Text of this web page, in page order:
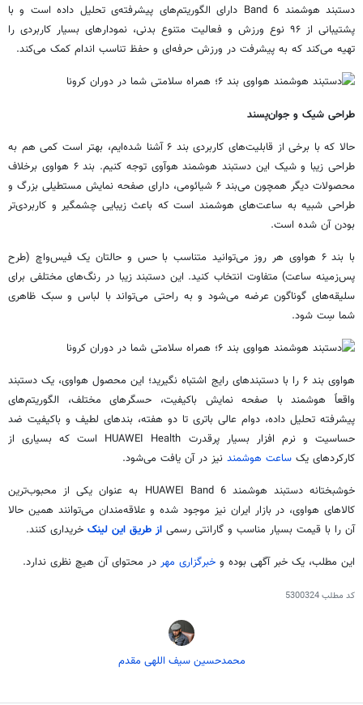
دستبند هوشمند Band 6 دارای الگوریتم‌های پیشرفته‌ی تحلیل داده است و با
پشتیبانی از ۹۶ نوع ورزش و فعالیت متنوع بدنی، نمودارهای بسیار کاربردی را
تهیه می‌کند که به پیشرفت در ورزش حرفه‌ای و حفظ تناسب اندام کمک می‌کند.
طراحی شیک و جوان‌پسند
حالا که با برخی از قابلیت‌های کاربردی بند ۶ آشنا شده‌ایم، بهتر است کمی هم به
طراحی زیبا و شیک این دستبند هوشمند هوآوی توجه کنیم. بند ۶ هواوی برخلاف
محصولات دیگر همچون می‌بند ۶ شیائومی، دارای صفحه نمایش مستطیلی بزرگ و
طراحی شبیه به ساعت‌های هوشمند است که باعث زیبایی چشمگیر و کاربردی‌تر
بودن آن شده است.
با بند ۶ هواوی هر روز می‌توانید متناسب با حس و حالتان یک فیس‌واچ (طرح
پس‌زمینه ساعت) متفاوت انتخاب کنید. این دستبند زیبا در رنگ‌های مختلفی برای
سلیقه‌های گوناگون عرضه می‌شود و به راحتی می‌تواند با لباس و سبک ظاهری
شما سِت شود.
هواوی بند ۶ را با دستبندهای رایج اشتباه نگیرید؛ این محصول هواوی، یک دستبند
واقعاً هوشمند با صفحه نمایش باکیفیت، حسگرهای مختلف، الگوریتم‌های
پیشرفته تحلیل داده، دوام عالی باتری تا دو هفته، بندهای لطیف و باکیفیت ضد
حساسیت و نرم افزار بسیار پرقدرت HUAWEI Health است که بسیاری از
کارکردهای یک ساعت هوشمند نیز در آن یافت می‌شود.
خوشبختانه دستبند هوشمند HUAWEI Band 6 به عنوان یکی از محبوب‌ترین
کالاهای هواوی، در بازار ایران نیز موجود شده و علاقه‌مندان می‌توانند همین حالا
آن را با قیمت بسیار مناسب و گارانتی رسمی از طریق این لینک خریداری کنند.
این مطلب، یک خبر آگهی بوده و خبرگزاری مهر در محتوای آن هیچ نظری ندارد.
کد مطلب5300324
محمدحسین سیف اللهی مقدم